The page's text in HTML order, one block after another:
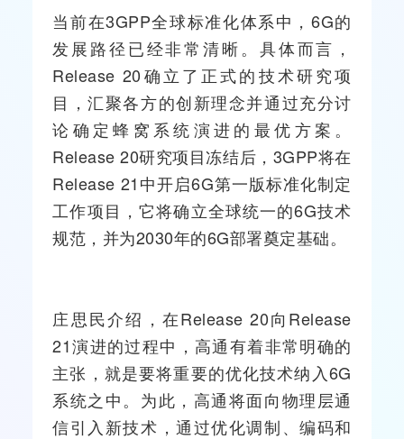
当前在3GPP全球标准化体系中，6G的
发展路径已经非常清晰。具体而言，
Release 20确立了正式的技术研究项
目，汇聚各方的创新理念并通过充分讨
论确定蜂窝系统演进的最优方案。
Release 20研究项目冻结后，3GPP将在
Release 21中开启6G第一版标准化制定
工作项目，它将确立全球统一的6G技术
规范，并为2030年的6G部署奠定基础。
庄思民介绍，在Release 20向Release
21演进的过程中，高通有着非常明确的
主张，就是要将重要的优化技术纳入6G
系统之中。为此，高通将面向物理层通
信引入新技术，通过优化调制、编码和